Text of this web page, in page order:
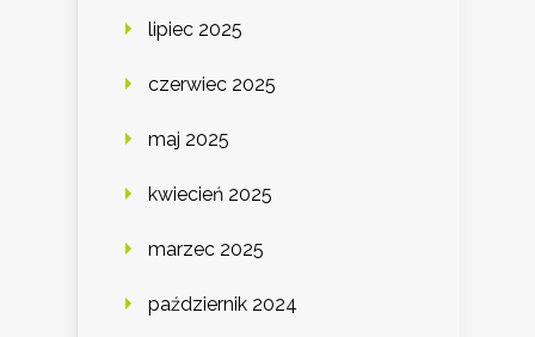
lipiec 2025
czerwiec 2025
maj 2025
kwiecień 2025
marzec 2025
październik 2024